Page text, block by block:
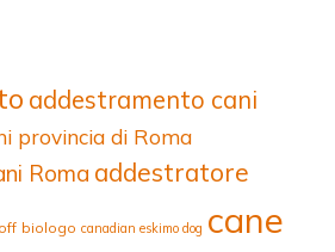
addestramento cani
provincia di Roma
Roma addestratore
biologo canadian eskimo dog cane